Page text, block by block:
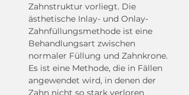
Zahnstruktur vorliegt. Die
ästhetische Inlay- und Onlay-
Zahnfüllungsmethode ist eine
Behandlungsart zwischen
normaler Füllung und Zahnkrone.
Es ist eine Methode, die in Fällen
angewendet wird, in denen der
Zahn nicht so stark verloren